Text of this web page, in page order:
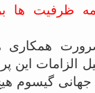
ظرفیت ها
ضرورت همکاری
الزامات این
جهانی گیسوم